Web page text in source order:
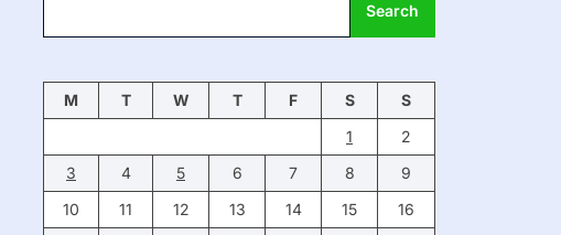
Search
M T W T F S
S
1
2
3
4 5 6 7 8
9
10
11 12 13 14 15
16